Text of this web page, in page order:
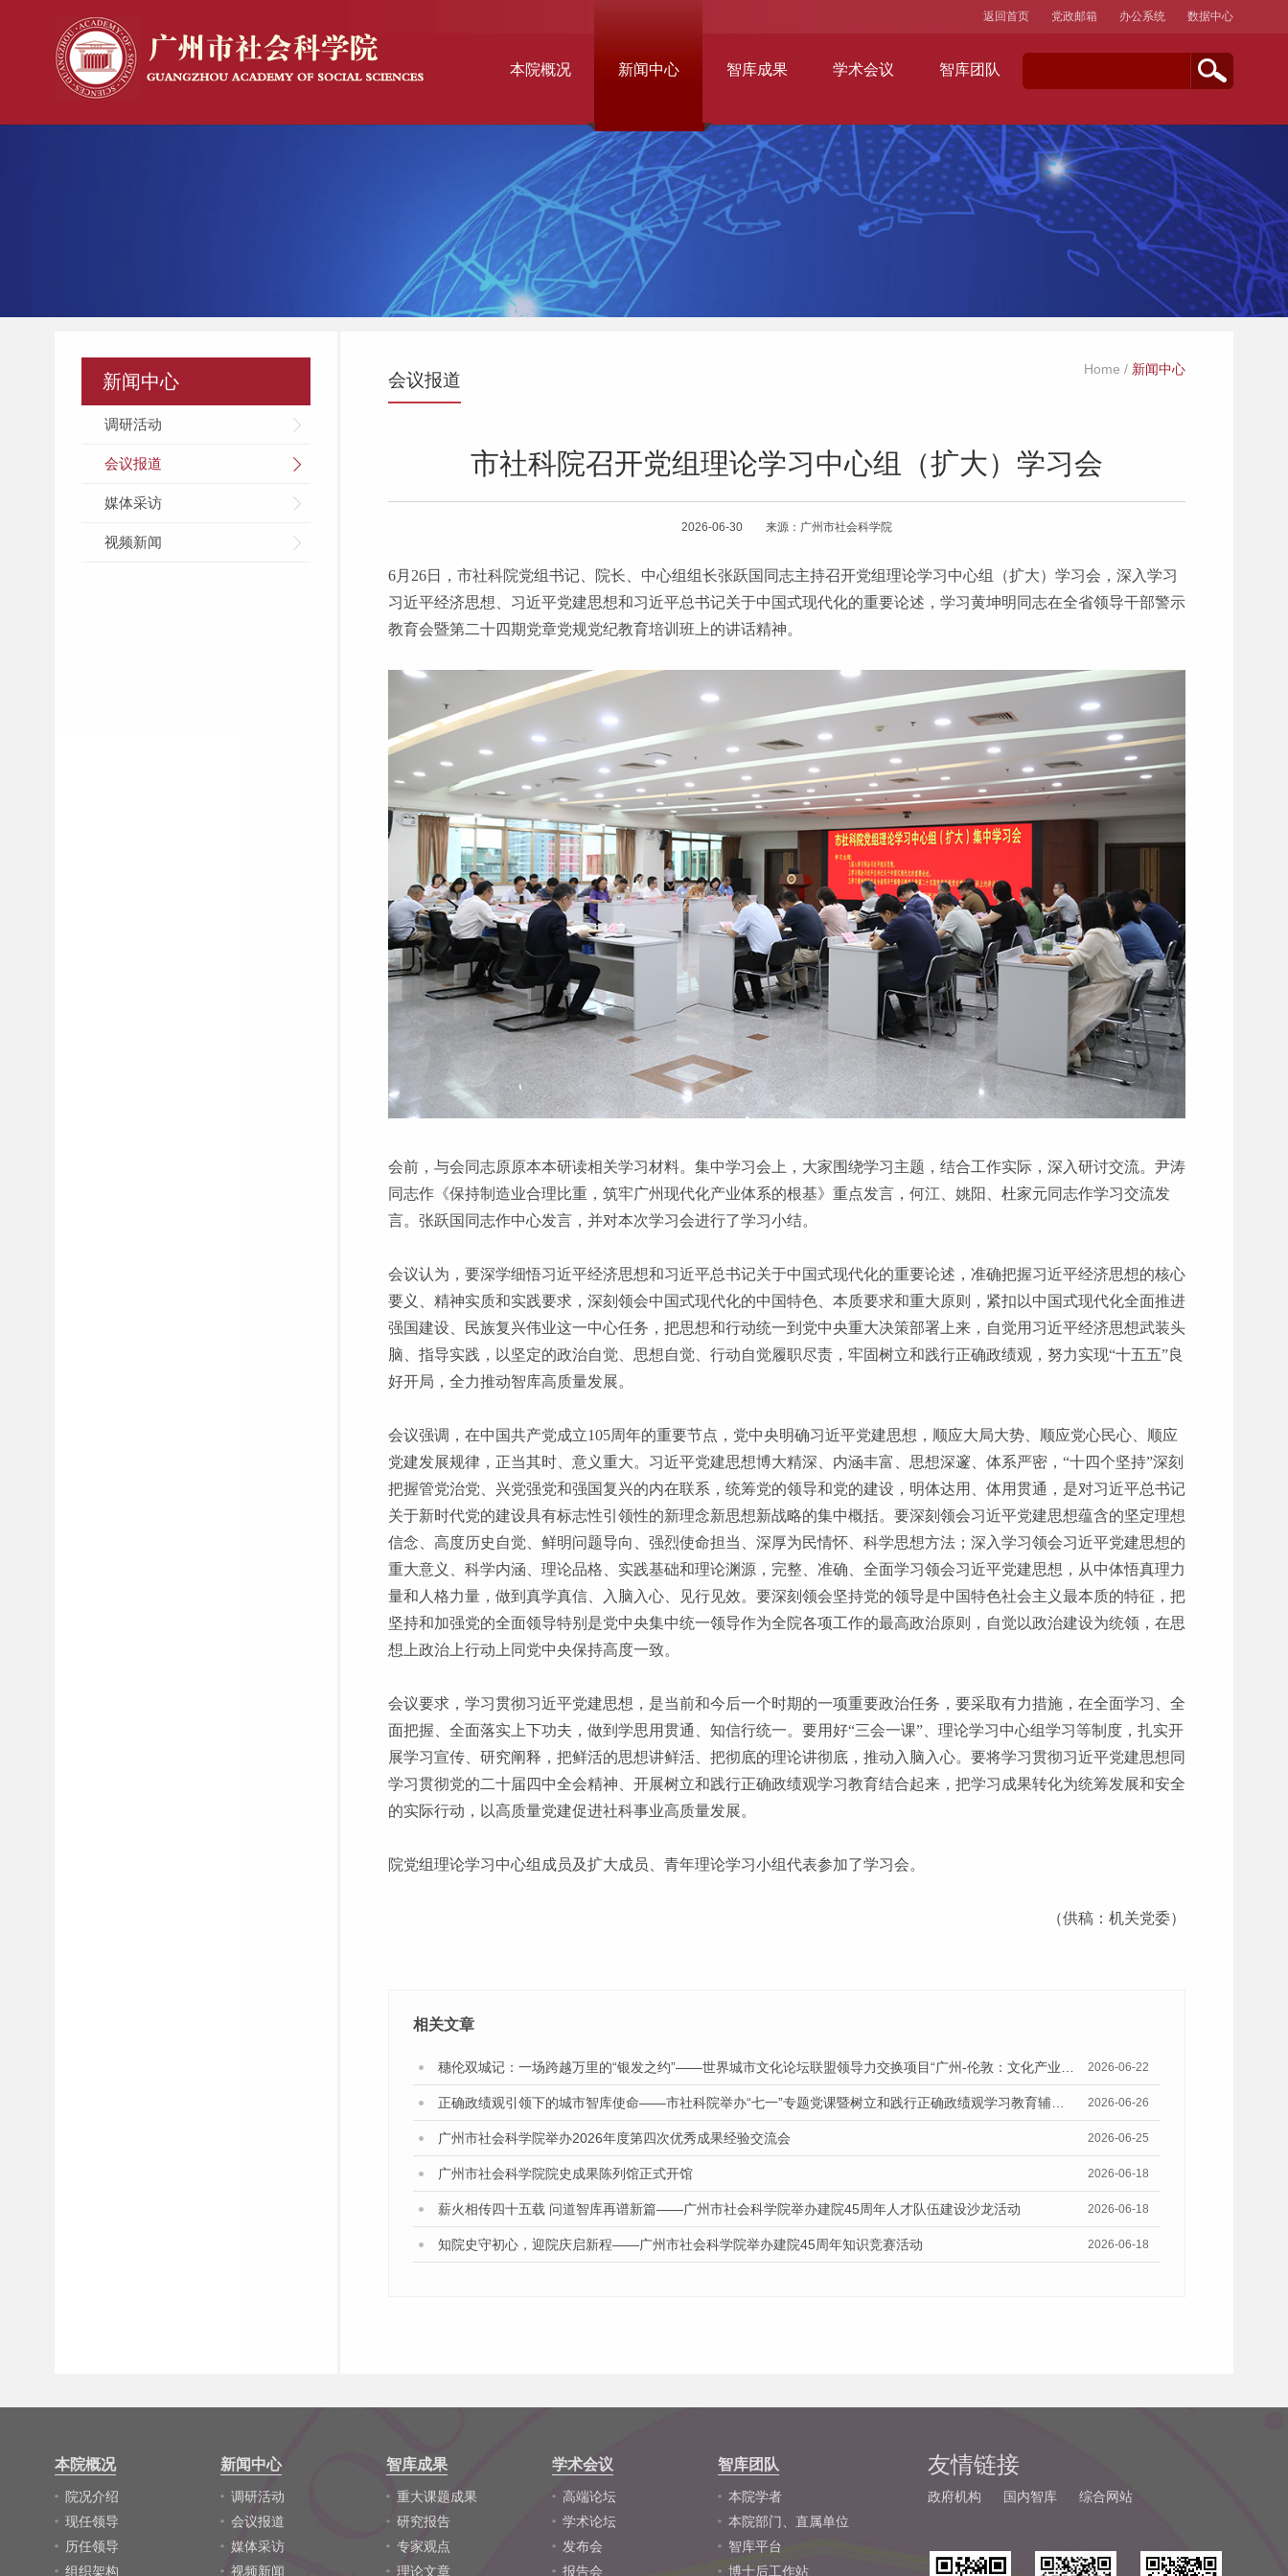
本院概况 新闻中心 智库成果 学术会议 智库团队
返回首页 党政邮箱 办公系统 数据中心
新闻中心
调研活动
会议报道
媒体采访
视频新闻
会议报道
Home / 新闻中心
市社科院召开党组理论学习中心组（扩大）学习会
2026-06-30 来源：广州市社会科学院
6月26日，市社科院党组书记、院长、中心组组长张跃国同志主持召开党组理论学习中心组（扩大）学习会，深入学习
习近平经济思想、习近平党建思想和习近平总书记关于中国式现代化的重要论述，学习黄坤明同志在全省领导干部警示
教育会暨第二十四期党章党规党纪教育培训班上的讲话精神。
会前，与会同志原原本本研读相关学习材料。集中学习会上，大家围绕学习主题，结合工作实际，深入研讨交流。尹涛
同志作《保持制造业合理比重，筑牢广州现代化产业体系的根基》重点发言，何江、姚阳、杜家元同志作学习交流发
言。张跃国同志作中心发言，并对本次学习会进行了学习小结。
会议认为，要深学细悟习近平经济思想和习近平总书记关于中国式现代化的重要论述，准确把握习近平经济思想的核心
要义、精神实质和实践要求，深刻领会中国式现代化的中国特色、本质要求和重大原则，紧扣以中国式现代化全面推进
强国建设、民族复兴伟业这一中心任务，把思想和行动统一到党中央重大决策部署上来，自觉用习近平经济思想武装头
脑、指导实践，以坚定的政治自觉、思想自觉、行动自觉履职尽责，牢固树立和践行正确政绩观，努力实现“十五五”良
好开局，全力推动智库高质量发展。
会议强调，在中国共产党成立105周年的重要节点，党中央明确习近平党建思想，顺应大局大势、顺应党心民心、顺应
党建发展规律，正当其时、意义重大。习近平党建思想博大精深、内涵丰富、思想深邃、体系严密，“十四个坚持”深刻
把握管党治党、兴党强党和强国复兴的内在联系，统筹党的领导和党的建设，明体达用、体用贯通，是对习近平总书记
关于新时代党的建设具有标志性引领性的新理念新思想新战略的集中概括。要深刻领会习近平党建思想蕴含的坚定理想
信念、高度历史自觉、鲜明问题导向、强烈使命担当、深厚为民情怀、科学思想方法；深入学习领会习近平党建思想的
重大意义、科学内涵、理论品格、实践基础和理论渊源，完整、准确、全面学习领会习近平党建思想，从中体悟真理力
量和人格力量，做到真学真信、入脑入心、见行见效。要深刻领会坚持党的领导是中国特色社会主义最本质的特征，把
坚持和加强党的全面领导特别是党中央集中统一领导作为全院各项工作的最高政治原则，自觉以政治建设为统领，在思
想上政治上行动上同党中央保持高度一致。
会议要求，学习贯彻习近平党建思想，是当前和今后一个时期的一项重要政治任务，要采取有力措施，在全面学习、全
面把握、全面落实上下功夫，做到学思用贯通、知信行统一。要用好“三会一课”、理论学习中心组学习等制度，扎实开
展学习宣传、研究阐释，把鲜活的思想讲鲜活、把彻底的理论讲彻底，推动入脑入心。要将学习贯彻习近平党建思想同
学习贯彻党的二十届四中全会精神、开展树立和践行正确政绩观学习教育结合起来，把学习成果转化为统筹发展和安全
的实际行动，以高质量党建促进社科事业高质量发展。
院党组理论学习中心组成员及扩大成员、青年理论学习小组代表参加了学习会。
（供稿：机关党委）
相关文章
穗伦双城记：一场跨越万里的“银发之约”——世界城市文化论坛联盟领导力交换项目“广州-伦敦：文化产业与银发经济”在穗举行 2026-06-22
正确政绩观引领下的城市智库使命——市社科院举办“七一”专题党课暨树立和践行正确政绩观学习教育辅导报告会 2026-06-26
广州市社会科学院举办2026年度第四次优秀成果经验交流会 2026-06-25
广州市社会科学院院史成果陈列馆正式开馆 2026-06-18
薪火相传四十五载 问道智库再谱新篇——广州市社会科学院举办建院45周年人才队伍建设沙龙活动 2026-06-18
知院史守初心，迎院庆启新程——广州市社会科学院举办建院45周年知识竞赛活动 2026-06-18
本院概况
院况介绍
现任领导
历任领导
组织架构
新闻中心
调研活动
会议报道
媒体采访
视频新闻
智库成果
重大课题成果
研究报告
专家观点
理论文章
学术会议
高端论坛
学术论坛
发布会
报告会
智库团队
本院学者
本院部门、直属单位
智库平台
博士后工作站
友情链接
政府机构 国内智库 综合网站